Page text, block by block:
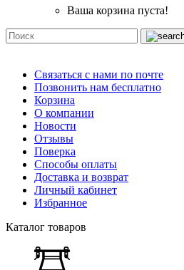
Ваша корзина пуста!
Связаться с нами по почте
Позвонить нам бесплатно
Корзина
О компании
Новости
Отзывы
Поверка
Способы оплаты
Доставка и возврат
Личный кабинет
Избранное
Каталог товаров